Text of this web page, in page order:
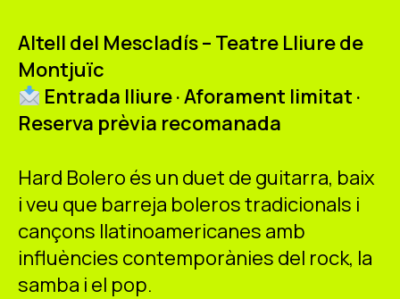
Altell del Mescladís – Teatre Lliure de
Montjuïc
Entrada lliure · Aforament limitat ·
Reserva prèvia recomanada
Hard Bolero és un duet de guitarra, baix
i veu que barreja boleros tradicionals i
cançons llatinoamericanes amb
influències contemporànies del rock, la
samba i el pop.